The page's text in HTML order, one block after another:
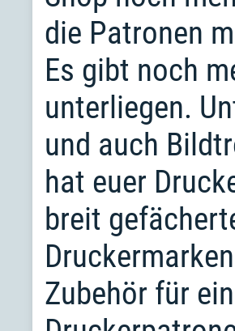
die Patronen
Es gibt noch
unterliegen.
und auch
hat euer
breit
Zubehör für